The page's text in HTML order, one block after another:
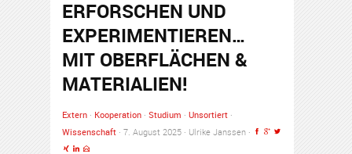
ERFORSCHEN UND
EXPERIMENTIEREN…
MIT OBERFLÄCHEN &
MATERIALIEN!
Extern · Kooperation · Studium · Unsortiert ·
Wissenschaft · 7. August 2025 · Ulrike Janssen ·